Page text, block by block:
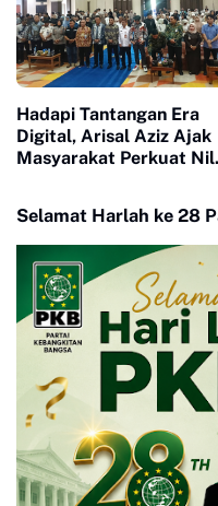
Hadapi Tantangan Era
Digital, Arisal Aziz Ajak
Masyarakat Perkuat
Selamat Harlah ke 28